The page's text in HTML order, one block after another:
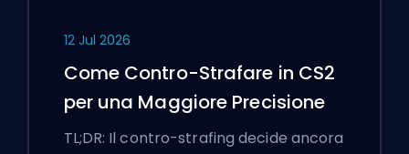
12 Jul 2026
Come Contro-Strafare in CS2
per una Maggiore Precisione
TL;DR: Il contro-strafing decide ancora